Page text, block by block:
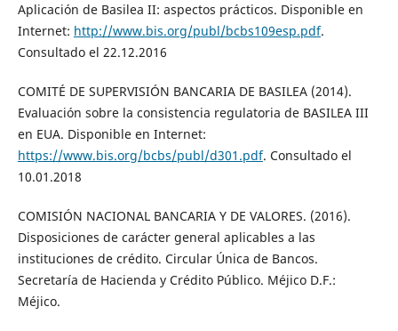
Aplicación de Basilea II: aspectos prácticos. Disponible en
Internet: http://www.bis.org/publ/bcbs109esp.pdf.
Consultado el 22.12.2016
COMITÉ DE SUPERVISIÓN BANCARIA DE BASILEA (2014).
Evaluación sobre la consistencia regulatoria de BASILEA III
en EUA. Disponible en Internet:
https://www.bis.org/bcbs/publ/d301.pdf. Consultado el
10.01.2018
COMISIÓN NACIONAL BANCARIA Y DE VALORES. (2016).
Disposiciones de carácter general aplicables a las
instituciones de crédito. Circular Única de Bancos.
Secretaría de Hacienda y Crédito Público. Méjico D.F.:
Méjico.